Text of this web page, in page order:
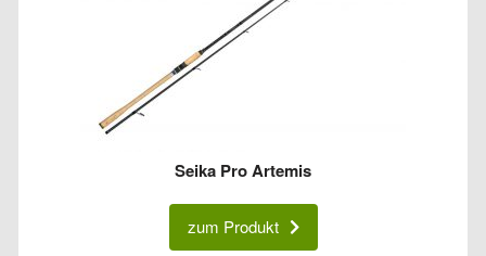
Seika Pro Artemis
zum Produkt